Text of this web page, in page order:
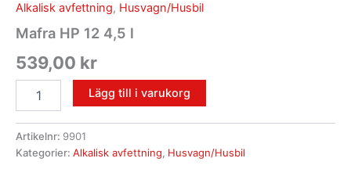
Alkalisk avfettning, Husvagn/Husbil
Mafra HP 12 4,5 l
539,00 kr
Lägg till i varukorg
Artikelnr: 9901
Kategorier: Alkalisk avfettning, Husvagn/Husbil